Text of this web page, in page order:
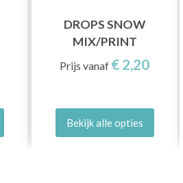
DROPS SNOW
MIX/PRINT
Prijs vanaf € 2,20
Bekijk alle opties